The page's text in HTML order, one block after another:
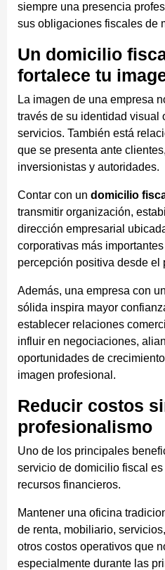
siempre una presencia
sus obligaciones fiscales de
Un domicilio
fortalece tu
La imagen de una empresa
través de su identidad visual
servicios. También está
que se presenta ante
inversionistas y autoridades.
Contar con un domicilio
transmitir organización,
dirección empresarial
corporativas más
percepción positiva desde el
Además, una empresa con
sólida inspira mayor
establecer relaciones
influir en negociaciones,
oportunidades de
imagen profesional.
Reducir costos
profesionalismo
Uno de los principales
servicio de domicilio fiscal
recursos financieros.
Mantener una oficina
de renta, mobiliario,
otros costos operativos que
especialmente durante las